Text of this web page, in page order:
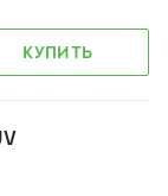
КУПИТЬ